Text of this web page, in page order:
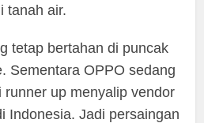
tanah air.
tetap bertahan di puncak
Sementara OPPO sedang
runner up menyalip vendor
Indonesia. Jadi persaingan